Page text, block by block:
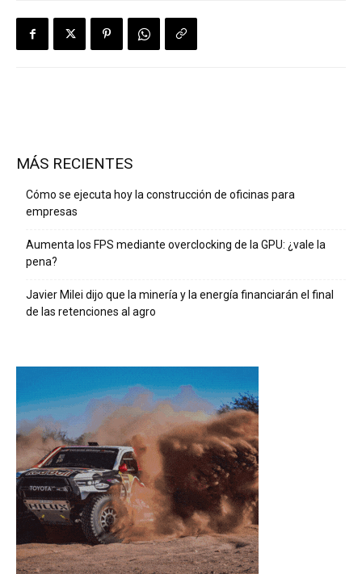
MÁS RECIENTES
Cómo se ejecuta hoy la construcción de oficinas para
empresas
Aumenta los FPS mediante overclocking de la GPU: ¿vale la
pena?
Javier Milei dijo que la minería y la energía financiarán el final
de las retenciones al agro